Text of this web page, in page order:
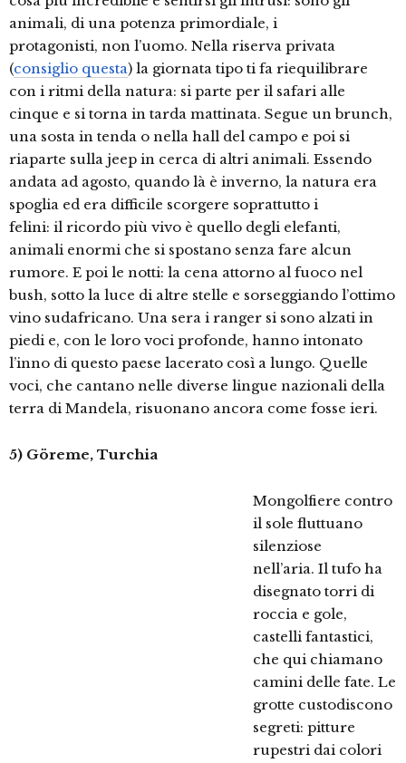
animali, di una potenza primordiale, i
protagonisti, non l’uomo. Nella riserva privata
(consiglio questa) la giornata tipo ti fa riequilibrare
con i ritmi della natura: si parte per il safari alle
cinque e si torna in tarda mattinata. Segue un brunch,
una sosta in tenda o nella hall del campo e poi si
riaparte sulla jeep in cerca di altri animali. Essendo
andata ad agosto, quando là è inverno, la natura era
spoglia ed era difficile scorgere soprattutto i
felini: il ricordo più vivo è quello degli elefanti,
animali enormi che si spostano senza fare alcun
rumore. E poi le notti: la cena attorno al fuoco nel
bush, sotto la luce di altre stelle e sorseggiando l’ottimo
vino sudafricano. Una sera i ranger si sono alzati in
piedi e, con le loro voci profonde, hanno intonato
l’inno di questo paese lacerato così a lungo. Quelle
voci, che cantano nelle diverse lingue nazionali della
terra di Mandela, risuonano ancora come fosse ieri.
5) Göreme, Turchia
Mongolfiere contro
il sole fluttuano
silenziose
nell’aria. Il tufo ha
disegnato torri di
roccia e gole,
castelli fantastici,
che qui chiamano
camini delle fate. Le
grotte custodiscono
segreti: pitture
rupestri dai colori